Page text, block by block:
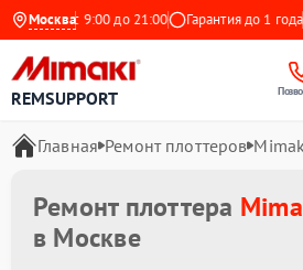
Москва
с 9:00 до 21:00 Гарантия до 1 года
REMSUPPORT
Главная Ремонт плоттеров
Ремонт плоттера
в Москве